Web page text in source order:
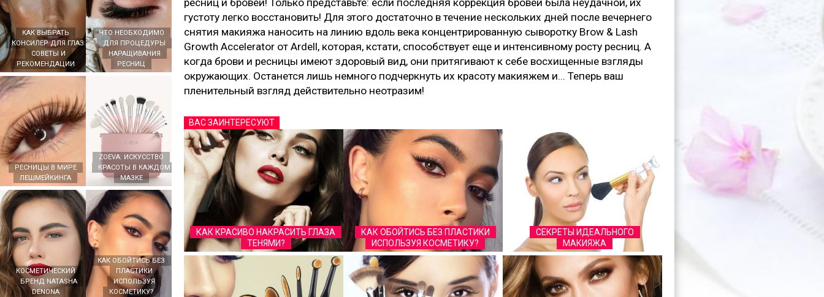
КАК ВЫБРАТЬ
КОНСИЛЕР ДЛЯ ГЛАЗ:
СОВЕТЫ И
РЕКОМЕНДАЦИИ
ЧТО НЕОБХОДИМО
ДЛЯ ПРОЦЕДУРЫ
НАРАЩИВАНИЯ
РЕСНИЦ
РЕСНИЦЫ В МИРЕ
ЛЕШМЕЙКИНГА
ZOEVA: ИСКУССТВО
КРАСОТЫ В КАЖДОМ
МАЗКЕ
КОСМЕТИЧЕСКИЙ
БРЕНД NATASHA
DENONA
КАК ОБОЙТИСЬ БЕЗ
ПЛАСТИКИ
ИСПОЛЬЗУЯ
КОСМЕТИКУ?
ресниц и бровей! Только представьте: если последняя коррекция бровей была неудачной, их
густоту легко восстановить! Для этого достаточно в течение нескольких дней после вечернего
снятия макияжа наносить на линию вдоль века концентрированную сыворотку Brow & Lash
Growth Accelerator от Ardell, которая, кстати, способствует еще и интенсивному росту ресниц. А
когда брови и ресницы имеют здоровый вид, они притягивают к себе восхищенные взгляды
окружающих. Останется лишь немного подчеркнуть их красоту макияжем и... Теперь ваш
пленительный взгляд действительно неотразим!
ВАС ЗАИНТЕРЕСУЮТ
КАК КРАСИВО НАКРАСИТЬ ГЛАЗА
ТЕНЯМИ?
КАК ОБОЙТИСЬ БЕЗ ПЛАСТИКИ
ИСПОЛЬЗУЯ КОСМЕТИКУ?
СЕКРЕТЫ ИДЕАЛЬНОГО
МАКИЯЖА